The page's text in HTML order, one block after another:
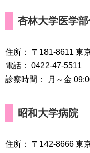
杏林大学医学
住所： 〒181-8611 東
電話： 0422-47-5511
診察時間： 月～金
昭和大学病院
住所： 〒142-8666 東